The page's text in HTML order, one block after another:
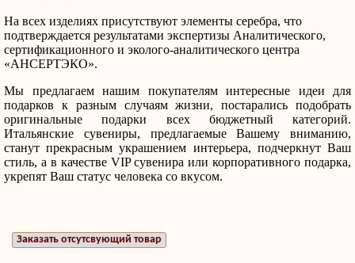
На всех изделиях присутствуют элементы серебра, что
подтверждается результатами экспертизы Аналитического,
сертификационного и эколого-аналитического центра
«АНСЕРТЭКО».
Мы предлагаем нашим покупателям интересные идеи для
подарков к разным случаям жизни, постарались подобрать
оригинальные подарки всех бюджетный категорий.
Итальянские сувениры, предлагаемые Вашему вниманию,
станут прекрасным украшением интерьера, подчеркнут Ваш
стиль, а в качестве VIP сувенира или корпоративного подарка,
укрепят Ваш статус человека со вкусом.
Заказать отсутсвующий товар